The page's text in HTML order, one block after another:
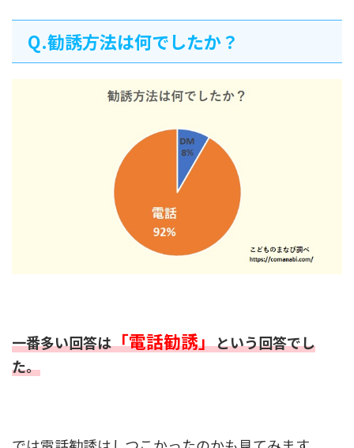
Q.勧誘方法は何でしたか？
一番多い回答は「電話勧誘」という回答でし
た。